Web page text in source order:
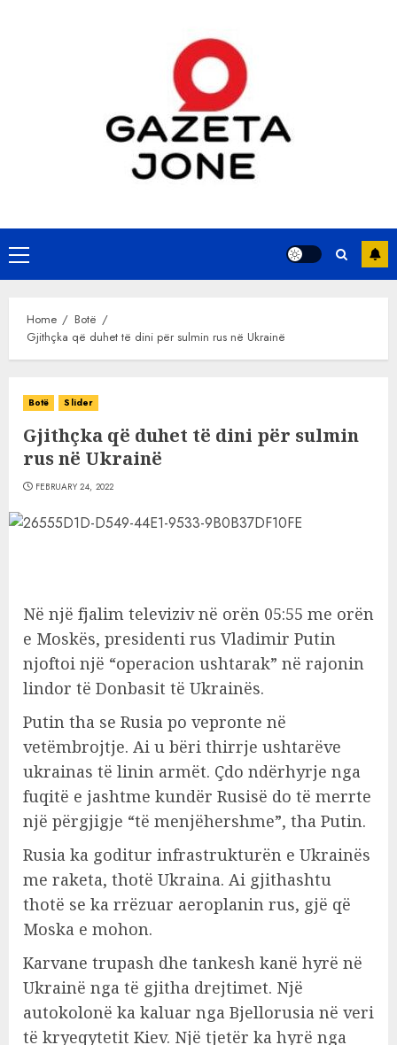
Primary
Menu
Home
Botë
Gjithçka që duhet të dini për sulmin rus në Ukrainë
Botë Slider
Gjithçka që duhet të dini për sulmin
rus në Ukrainë
FEBRUARY 24, 2022
Në një fjalim televiziv në orën 05:55 me orën
e Moskës, presidenti rus Vladimir Putin
njoftoi një “operacion ushtarak” në rajonin
lindor të Donbasit të Ukrainës.
Putin tha se Rusia po vepronte në
vetëmbrojtje. Ai u bëri thirrje ushtarëve
ukrainas të linin armët. Çdo ndërhyrje nga
fuqitë e jashtme kundër Rusisë do të merrte
një përgjigje “të menjëhershme”, tha Putin.
Rusia ka goditur infrastrukturën e Ukrainës
me raketa, thotë Ukraina. Ai gjithashtu
thotë se ka rrëzuar aeroplanin rus, gjë që
Moska e mohon.
Karvane trupash dhe tankesh kanë hyrë në
Ukrainë nga të gjitha drejtimet. Një
autokolonë ka kaluar nga Bjellorusia në veri
të kryeqytetit Kiev. Një tjetër ka hyrë nga